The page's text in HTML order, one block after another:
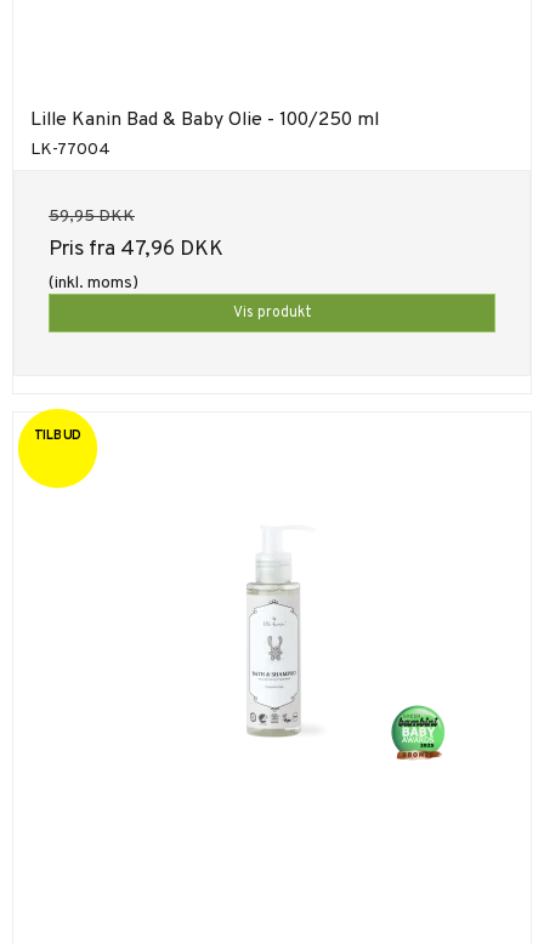
Lille Kanin Bad & Baby Olie - 100/250 ml
LK-77004
59,95 DKK
Pris fra 47,96 DKK
(inkl. moms)
Vis produkt
TILBUD